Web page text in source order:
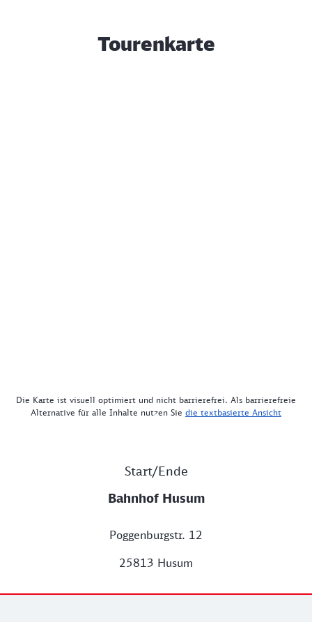
Tourenkarte
Die Karte ist visuell optimiert und nicht barrierefrei. Als barrierefreie
Alternative für alle Inhalte nutzen Sie die textbasierte Ansicht
Start/Ende
Bahnhof Husum
Poggenburgstr. 12
25813 Husum